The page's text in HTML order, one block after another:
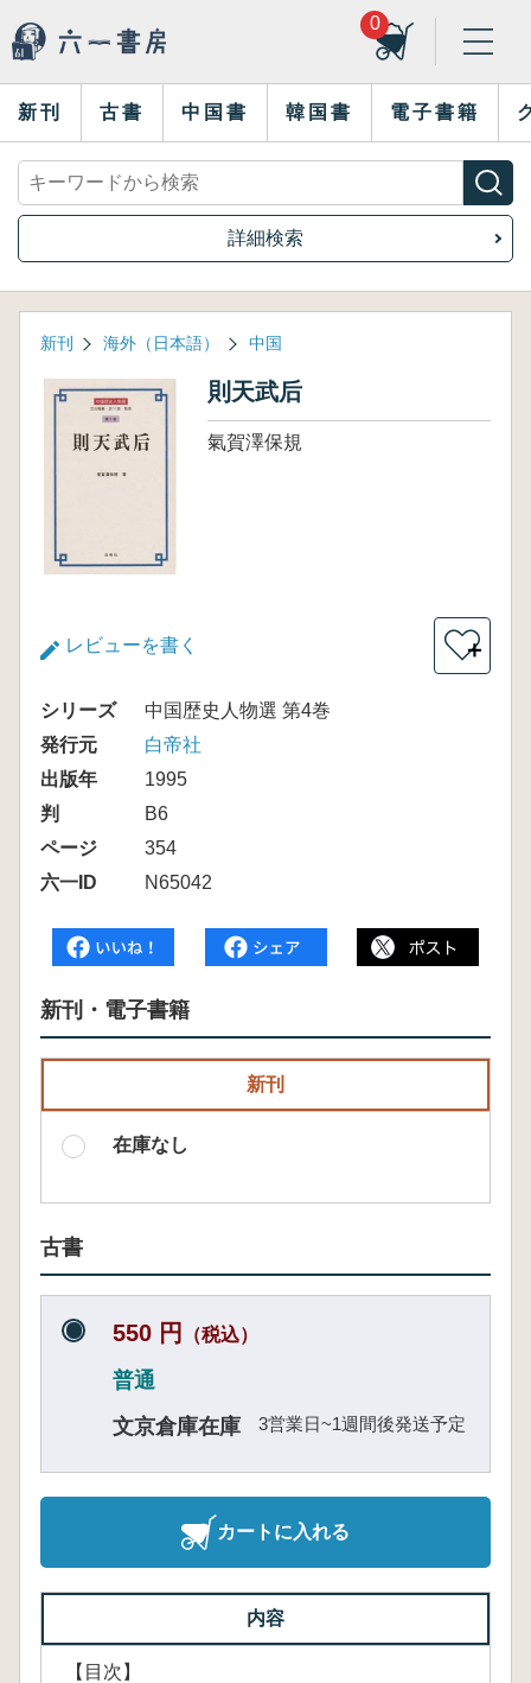
0
新刊 古書 中国書 韓国書 電子書籍
詳細検索
新刊 海外（日本語） 中国
則天武后
氣賀澤保規
レビューを書く ＋
シリーズ
中国歴史人物選 第4巻
発行元
白帝社
出版年
1995
判
B6
ページ
354
六一ID
N65042
新刊・電子書籍
新刊
在庫なし
古書
550 円 （税込）
普通
文京倉庫在庫
3営業日~1週間後発送予定
カートに入れる
内容
【目次】